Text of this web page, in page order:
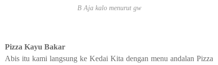
B Aja kalo menurut gw
Pizza Kayu Bakar
Abis itu kami langsung ke Kedai Kita dengan menu andalan Pizza